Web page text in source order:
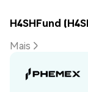
H4SHFund
Mais